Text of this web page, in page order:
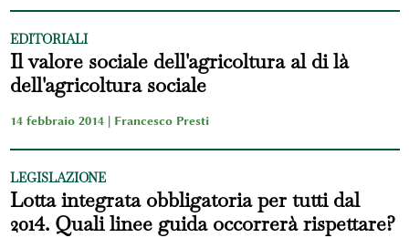
EDITORIALI
Il valore sociale dell'agricoltura al di là
dell'agricoltura sociale
14 febbraio 2014 | Francesco Presti
LEGISLAZIONE
Lotta integrata obbligatoria per tutti dal
2014. Quali linee guida occorrerà rispettare?